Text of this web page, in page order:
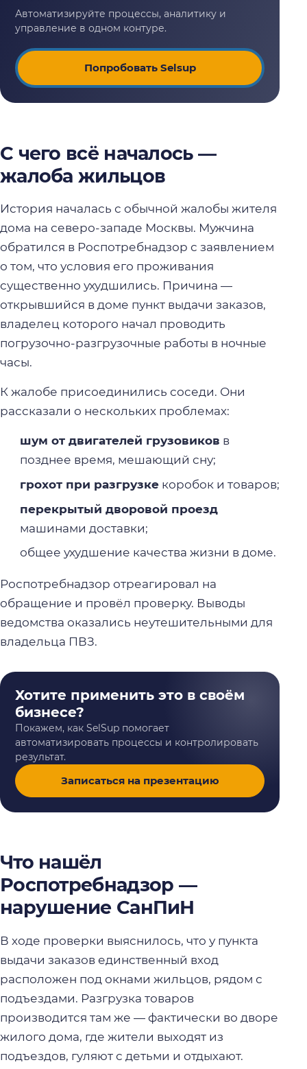
Попробовать Selsup
С чего всё началось —
жалоба жильцов
История началась с обычной жалобы жителя
дома на северо-западе Москвы. Мужчина
обратился в Роспотребнадзор с заявлением
о том, что условия его проживания
существенно ухудшились. Причина —
открывшийся в доме пункт выдачи заказов,
владелец которого начал проводить
погрузочно-разгрузочные работы в ночные
часы.
К жалобе присоединились соседи. Они
рассказали о нескольких проблемах:
шум от двигателей грузовиков в
позднее время, мешающий сну;
грохот при разгрузкекоробок и товаров;
перекрытый дворовой проезд
машинами доставки;
общее ухудшение качества жизни в доме.
Роспотребнадзор отреагировал на
обращение и провёл проверку. Выводы
ведомства оказались неутешительными для
владельца ПВЗ.
Хотите применить это в своём
бизнесе?
Покажем, как SelSup помогает
автоматизировать процессы и контролировать
результат.
Записаться на презентацию
Что нашёл
Роспотребнадзор —
нарушение СанПиН
В ходе проверки выяснилось, что у пункта
выдачи заказов единственный вход
расположен под окнами жильцов, рядом с
подъездами. Разгрузка товаров
производится там же — фактически во дворе
жилого дома, где жители выходят из
подъездов, гуляют с детьми и отдыхают.